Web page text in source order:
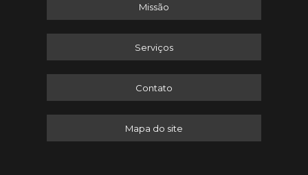
Missão
Serviços
Contato
Mapa do site